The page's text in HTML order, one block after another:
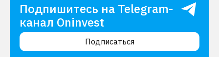
Подпишитесь на Telegram-
канал Oninvest
Подписаться